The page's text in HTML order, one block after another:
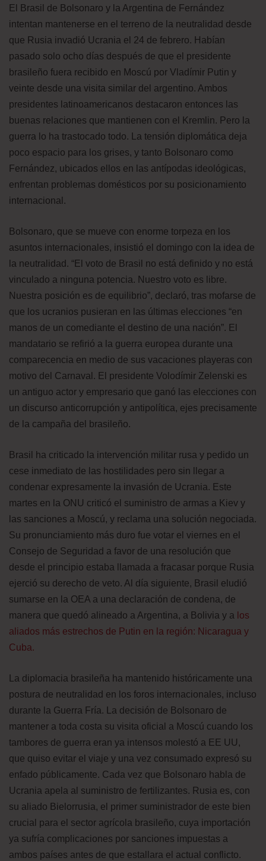
El Brasil de Bolsonaro y la Argentina de Fernández
intentan mantenerse en el terreno de la neutralidad desde
que Rusia invadió Ucrania el 24 de febrero. Habían
pasado solo ocho días después de que el presidente
brasileño fuera recibido en Moscú por Vladímir Putin y
veinte desde una visita similar del argentino. Ambos
presidentes latinoamericanos destacaron entonces las
buenas relaciones que mantienen con el Kremlin. Pero la
guerra lo ha trastocado todo. La tensión diplomática deja
poco espacio para los grises, y tanto Bolsonaro como
Fernández, ubicados ellos en las antípodas ideológicas,
enfrentan problemas domésticos por su posicionamiento
internacional.
Bolsonaro, que se mueve con enorme torpeza en los
asuntos internacionales, insistió el domingo con la idea de
la neutralidad. “El voto de Brasil no está definido y no está
vinculado a ninguna potencia. Nuestro voto es libre.
Nuestra posición es de equilibrio”, declaró, tras mofarse de
que los ucranios pusieran en las últimas elecciones “en
manos de un comediante el destino de una nación”. El
mandatario se refirió a la guerra europea durante una
comparecencia en medio de sus vacaciones playeras con
motivo del Carnaval. El presidente Volodímir Zelenski es
un antiguo actor y empresario que ganó las elecciones con
un discurso anticorrupción y antipolítica, ejes precisamente
de la campaña del brasileño.
Brasil ha criticado la intervención militar rusa y pedido un
cese inmediato de las hostilidades pero sin llegar a
condenar expresamente la invasión de Ucrania. Este
martes en la ONU criticó el suministro de armas a Kiev y
las sanciones a Moscú, y reclama una solución negociada.
Su pronunciamiento más duro fue votar el viernes en el
Consejo de Seguridad a favor de una resolución que
desde el principio estaba llamada a fracasar porque Rusia
ejerció su derecho de veto. Al día siguiente, Brasil eludió
sumarse en la OEA a una declaración de condena, de
manera que quedó alineado a Argentina, a Bolivia y a los
aliados más estrechos de Putin en la región: Nicaragua y
Cuba.
La diplomacia brasileña ha mantenido históricamente una
postura de neutralidad en los foros internacionales, incluso
durante la Guerra Fría. La decisión de Bolsonaro de
mantener a toda costa su visita oficial a Moscú cuando los
tambores de guerra eran ya intensos molestó a EE UU,
que quiso evitar el viaje y una vez consumado expresó su
enfado públicamente. Cada vez que Bolsonaro habla de
Ucrania apela al suministro de fertilizantes. Rusia es, con
su aliado Bielorrusia, el primer suministrador de este bien
crucial para el sector agrícola brasileño, cuya importación
ya sufría complicaciones por sanciones impuestas a
ambos países antes de que estallara el actual conflicto.